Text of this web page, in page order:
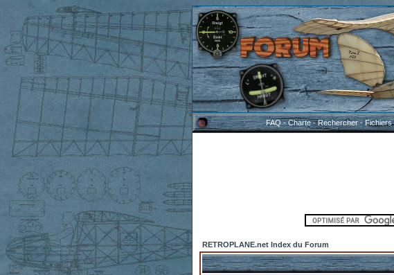
FAQ-Charte-Rechercher-Fichiers
RETROPLANE.net Index du Forum